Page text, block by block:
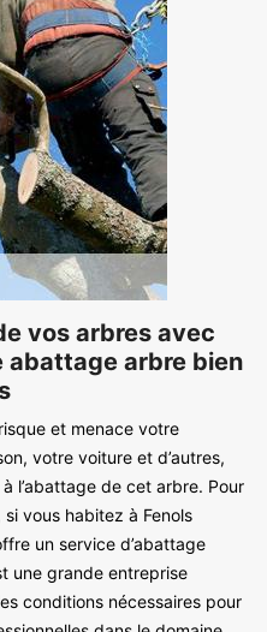
vos arbres avec
abattage arbre bien
et menace votre
votre voiture et d’autres,
l’abattage de cet arbre. Pour
vous habitez à Fenols
un service d’abattage
une grande entreprise
conditions nécessaires pour